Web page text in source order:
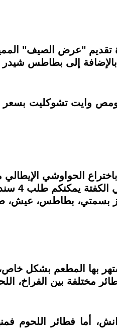
تقديم "عرض الصيف"
الحواوشي
وحواوشي سوبر كرنشي بسعر 100
مع أرز بسمتي، بطاطس،
بها المطعم بشكل
مختلفة بين الفراخ،
أما فطائر اللحوم